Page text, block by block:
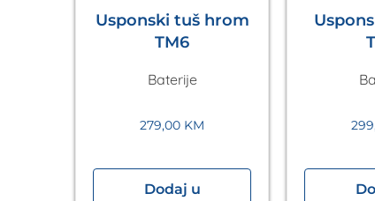
Usponski tuš hrom
TM6
Baterije
279,00 KM
Dodaj u